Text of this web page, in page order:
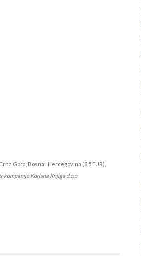
Gora, Bosna i Hercegovina (8,5 EUR),
kompanije Korisna Knjiga d.o.o